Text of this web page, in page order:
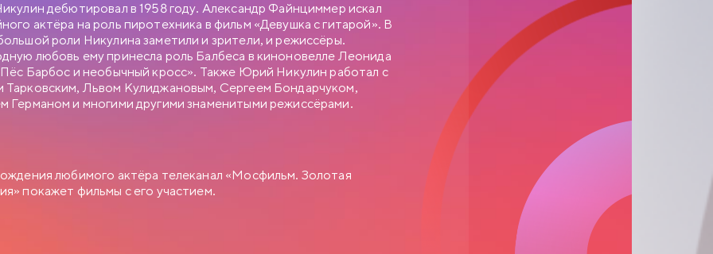
дебютировал в 1958 году. Александр Файнциммер искал
актёра на роль пиротехника в фильм «Девушка с гитарой». В
роли Никулина заметили и зрители, и режиссёры.
любовь ему принесла роль Балбеса в киноновелле Леонида
Барбос и необычный кросс». Также Юрий Никулин работал с
Тарковским, Львом Кулиджановым, Сергеем Бондарчуком,
Германом и многими другими знаменитыми режиссёрами.
любимого актёра телеканал «Мосфильм. Золотая
покажет фильмы с его участием.
РОМАН
МОСФИЛЬМА
в юбке и директором заведения…